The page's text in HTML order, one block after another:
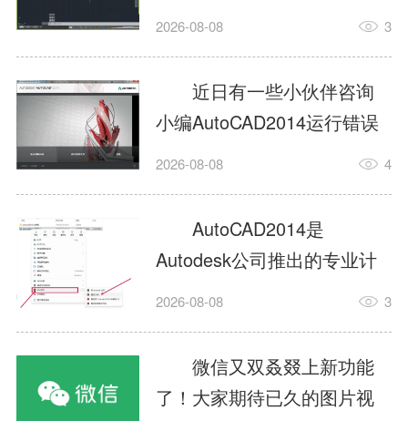
填充?今日为你们带来的文章
用图案填充的内容，还有不
清楚小伙伴和小编一起去学
习一下吧。1.打开
AutoCAD2014这款软件，进
入AutoCAD2014的操作界
面，如图所示：2.在该界面内
找到矩形选项，如图所示：3.
点击矩...
2026-08-08 3
近日有一些小伙伴咨询
小编AutoCAD2014运行错误
怎么办?下面就为大家带来了
办的解决方法，有需要的小
伙伴可以来了解了解哦。1.打
开控制面板，选择
AutodeskAutoCAD2014。2.
等AutodeskAutoCAD2014的
安装程序加载完毕。3.选择添
加/...
2026-08-08 4
AutoCAD2014是
Autodesk公司推出的专业计
算机辅助设计（CAD）软
子、建筑、服装等多个工程
与设计领域。作为行业标准
工具之一，它提供了强大的
2026-08-08 3
微信又双叒叕上新功能
了！大家期待已久的图片视